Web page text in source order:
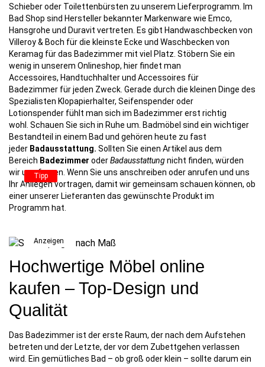
Schieber oder Toilettenbürsten zu unserem Lieferprogramm. Im
Bad Shop sind Hersteller bekannter Markenware wie Emco,
Hansgrohe und Duravit vertreten. Es gibt Handwaschbecken von
Villeroy & Boch für die kleinste Ecke und Waschbecken von
Keramag für das Badezimmer mit viel Platz. Stöbern Sie ein
wenig in unserem Onlineshop, hier findet man
Accessoires, Handtuchhalter und Accessoires für
Badezimmer für jeden Zweck. Gerade durch die kleinen Dinge des
Spezialisten Klopapierhalter, Seifenspender oder
Lotionspender fühlt man sich im Badezimmer erst richtig
wohl. Schauen Sie sich in Ruhe um. Badmöbel sind ein wichtiger
Bestandteil in einem Bad und gehören heute zu fast
jeder Badausstattung. Sollten Sie einen Artikel aus dem
Bereich Badezimmer oderBadausstattungnicht finden, würden
wir uns freuen. Wenn Sie uns anschreiben oder anrufen und uns
Ihr Anliegen vortragen, damit wir gemeinsam schauen können, ob
einer unserer Lieferanten das gewünschte Produkt im
Programm hat.
Tipp
Standspiegel
nach Maß
Anzeigen
Hochwertige Möbel online
kaufen – Top-Design und
Qualität
Das Badezimmer ist der erste Raum, der nach dem Aufstehen
betreten und der Letzte, der vor dem Zubettgehen verlassen
wird. Ein gemütliches Bad – ob groß oder klein – sollte darum ein